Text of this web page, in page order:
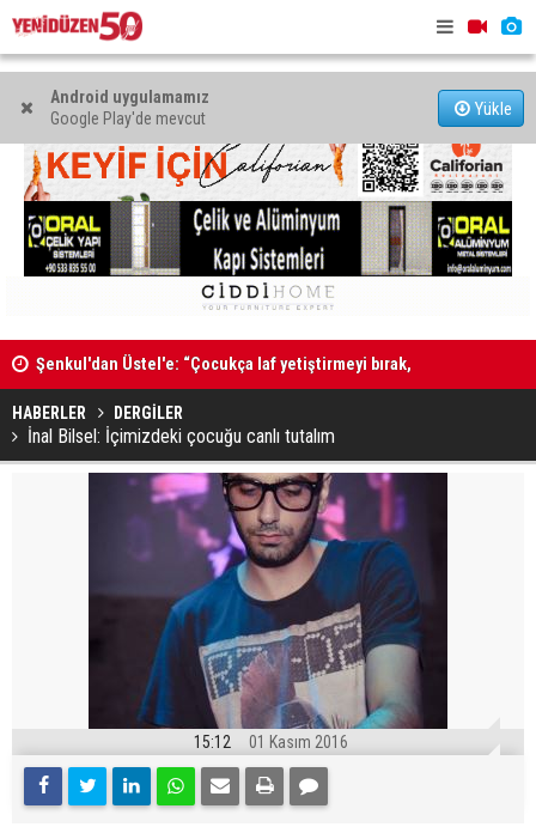
Android uygulamamız
Google Play'de mevcut
Yükle
Şenkul'dan Üstel'e: “Çocukça laf yetiştirmeyi bırak,
Kadın Bedeni Piyasaya Sığmaz
HABERLER DERGİLER
İnal Bilsel: İçimizdeki çocuğu canlı tutalım
15:12 01 Kasım 2016